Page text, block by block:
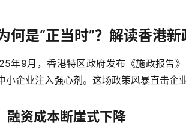
何是“正当时”？解读香港新
年9月，香港特区政府发布《施政报告
小企业注入强心剂。这场政策风暴直击企
融资成本断崖式下降